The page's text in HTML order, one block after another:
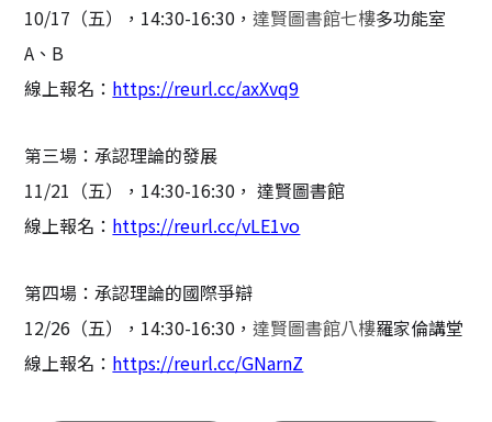
10/17 （五）， 14:30-16:30 ，達賢圖書館七樓多功能室
A 、 B
線上報名： https://reurl.cc/axXvq9
第三場：承認理論的發展
11/21 （五）， 14:30-16:30 ， 達賢圖書館
線上報名： https://reurl.cc/vLE1vo
第四場：承認理論的國際爭辯
12/26 （五）， 14:30-16:30 ，達賢圖書館八樓羅家倫講堂
線上報名： https://reurl.cc/GNarnZ